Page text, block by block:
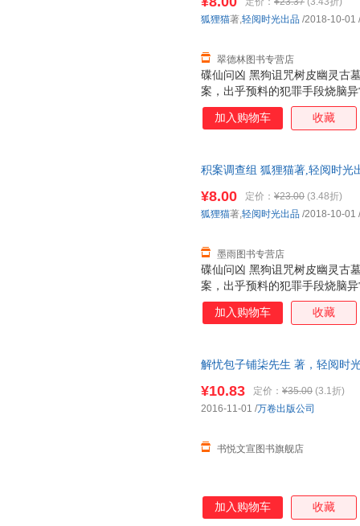
碟仙问凶 黑狗诅咒树皮幽灵古
案，出乎预料的犯罪手段烧脑
破疑难积案
翠德林图书专营店
狐狸猫著,轻阅时光出品 /2018-10-01 /
加入购物车 收藏
积案调查组 狐狸猫著,轻阅时光
碟仙问凶 黑狗诅咒树皮幽灵古
案，出乎预料的犯罪手段烧脑
破疑难积案
¥8.00 定价： ¥23.00 (3.48折)
墨雨图书专营店
狐狸猫著,轻阅时光出品 /2018-10-01 /
加入购物车 收藏
解忧包子铺柒先生 著，轻阅时
¥10.83 定价： ¥35.00 (3.1折)
书悦文宣图书旗舰店
2016-11-01 /万卷出版公司
加入购物车 收藏